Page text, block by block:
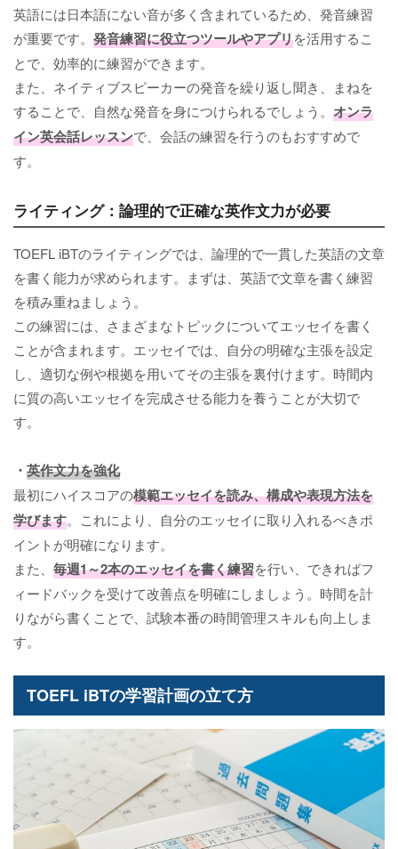
英語には日本語にない音が多く含まれているため、発音練習
が重要です。 発音練習に役立つツールやアプリを活用するこ
とで、効率的に練習ができます。
また、ネイティブスピーカーの発音を繰り返し聞き、まねを
することで、自然な発音を身につけられるでしょう。 オンラ
イン英会話レッスンで、会話の練習を行うのもおすすめで
す。
ライティング：論理的で正確な英作文力が必要
TOEFL iBTのライティングでは、論理的で一貫した英語の文章
を書く能力が求められます。まずは、英語で文章を書く練習
を積み重ねましょう。
この練習には、さまざまなトピックについてエッセイを書く
ことが含まれます。エッセイでは、自分の明確な主張を設定
し、適切な例や根拠を用いてその主張を裏付けます。時間内
に質の高いエッセイを完成させる能力を養うことが大切で
す。
・ 英作文力を強化
最初にハイスコアの模範エッセイを読み、構成や表現方法を
学びます。これにより、自分のエッセイに取り入れるべきポ
イントが明確になります。
また、 毎週1～2本のエッセイを書く練習を行い、できればフ
ィードバックを受けて改善点を明確にしましょう。時間を計
りながら書くことで、試験本番の時間管理スキルも向上しま
す。
TOEFL iBTの学習計画の立て方